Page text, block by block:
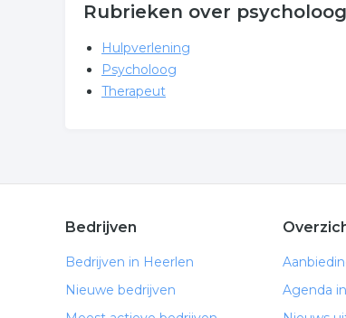
Rubrieken over
Hulpverlening
Psycholoog
Therapeut
Bedrijven
Bedrijven in Heerlen
Nieuwe bedrijven
Agenda